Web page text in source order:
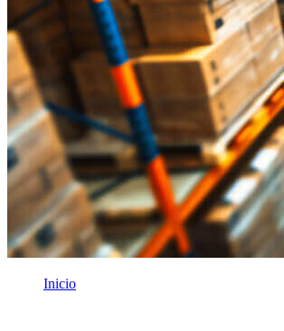
Inicio